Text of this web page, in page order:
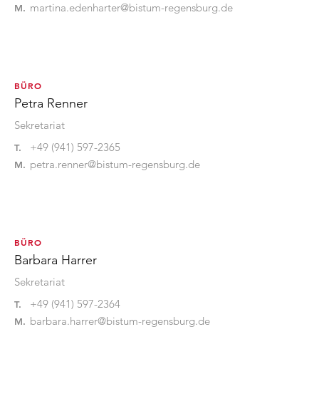
M. martina.edenharter@bistum-regensburg.de
BÜRO
Petra Renner
Sekretariat
T. +49 (941) 597-2365
M. petra.renner@bistum-regensburg.de
BÜRO
Barbara Harrer
Sekretariat
T. +49 (941) 597-2364
M. barbara.harrer@bistum-regensburg.de